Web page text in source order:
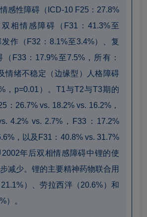
感性障碍（ICD-10 F25：27.8%
相情感障碍（F31：41.3%至
作（F32：8.1%至3.4%）、复
F33：17.9%至7.5%，所有：
情绪不稳定（边缘型）人格障碍
，p=0.01）。T1与T2与T3期的
：26.7% vs. 18.2% vs. 16.2%，
4.2% vs. 2.7%，F33：17.2%
，以及F31：40.8% vs. 31.7%
年后双相情感障碍中锂的使
减少。锂的主要精神药物联合用
）、劳拉西泮（20.6%）和
）。